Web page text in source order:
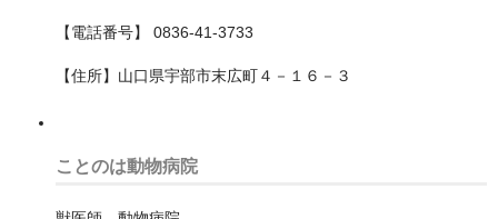
中川区
中村区
千種区
南区
【電話番号】 0836-41-3733
【住所】山口県宇部市末広町４－１６－３
ことのは動物病院